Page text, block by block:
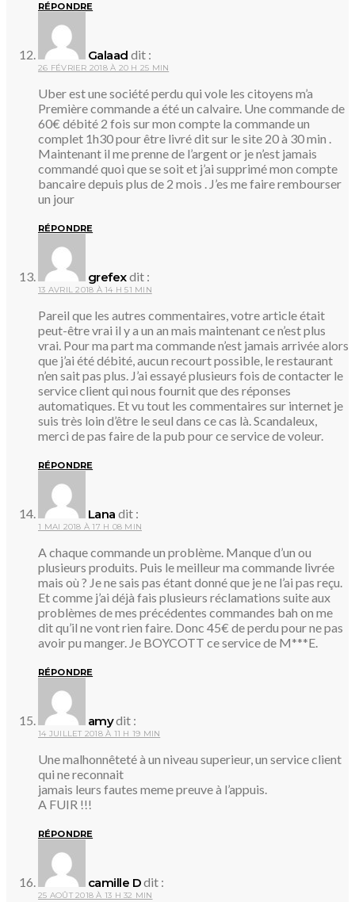
RÉPONDRE
Galaad dit :
26 FÉVRIER 2018 À 20 H 25 MIN
Uber est une société perdu qui vole les citoyens m’a
Première commande a été un calvaire. Une commande de
60€ débité 2 fois sur mon compte la commande un
complet 1h30 pour être livré dit sur le site 20 à 30 min .
Maintenant il me prenne de l’argent or je n’est jamais
commandé quoi que se soit et j’ai supprimé mon compte
bancaire depuis plus de 2 mois . J’es me faire rembourser
un jour
RÉPONDRE
grefexdit :
13 AVRIL 2018 À 14 H 51 MIN
Pareil que les autres commentaires, votre article était
peut-être vrai il y a un an mais maintenant ce n’est plus
vrai. Pour ma part ma commande n’est jamais arrivée alors
que j’ai été débité, aucun recourt possible, le restaurant
n’en sait pas plus. J’ai essayé plusieurs fois de contacter le
service client qui nous fournit que des réponses
automatiques. Et vu tout les commentaires sur internet je
suis très loin d’être le seul dans ce cas là. Scandaleux,
merci de pas faire de la pub pour ce service de voleur.
RÉPONDRE
Lana dit :
1 MAI 2018 À 17 H 08 MIN
A chaque commande un problème. Manque d’un ou
plusieurs produits. Puis le meilleur ma commande livrée
mais où ? Je ne sais pas étant donné que je ne l’ai pas reçu.
Et comme j’ai déjà fais plusieurs réclamations suite aux
problèmes de mes précédentes commandes bah on me
dit qu’il ne vont rien faire. Donc 45€ de perdu pour ne pas
avoir pu manger. Je BOYCOTT ce service de M***E.
RÉPONDRE
amydit :
14 JUILLET 2018 À 11 H 19 MIN
Une malhonnêteté à un niveau superieur, un service client
qui ne reconnait
jamais leurs fautes meme preuve à l’appuis.
A FUIR !!!
RÉPONDRE
camille Ddit :
25 AOÛT 2018 À 13 H 32 MIN